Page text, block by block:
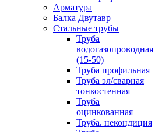
Арматура
Балка Двутавр
Стальные трубы
Труба
водогазопроводная
(15-50)
Труба профильная
Труба эл/сварная
тонкостенная
Труба
оцинкованная
Труба. некондиция